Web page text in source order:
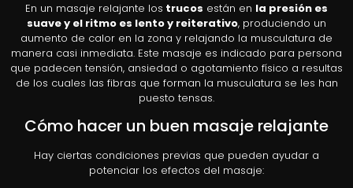
En un masaje relajante los trucos están en la presión es
suave y el ritmo es lento y reiterativo, produciendo un
aumento de calor en la zona y relajando la musculatura de
manera casi inmediata. Este masaje es indicado para persona
que padecen tensión, ansiedad o agotamiento físico a resultas
de los cuales las fibras que forman la musculatura se les han
puesto tensas.
Cómo hacer un buen masaje relajante
Hay ciertas condiciones previas que pueden ayudar a
potenciar los efectos del masaje: